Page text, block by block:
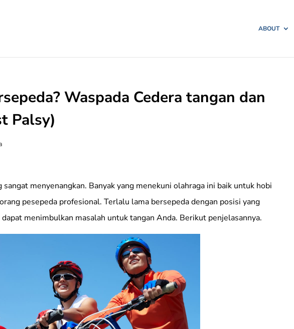
ABOUT
Waspada Cedera tangan dan
Palsy)
sangat menyenangkan. Banyak yang menekuni olahraga ini baik untuk hobi
pesepeda profesional. Terlalu lama bersepeda dengan posisi yang
menimbulkan masalah untuk tangan Anda. Berikut penjelasannya.